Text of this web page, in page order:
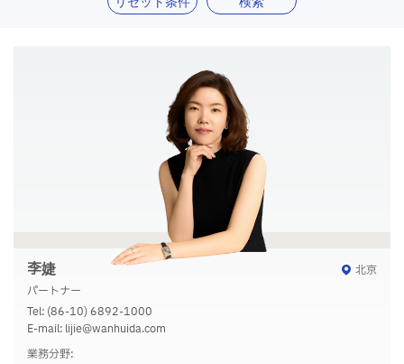
李婕
北京
パートナー
Tel: (86-10) 6892-1000
E-mail: lijie@wanhuida.com
業務分野: